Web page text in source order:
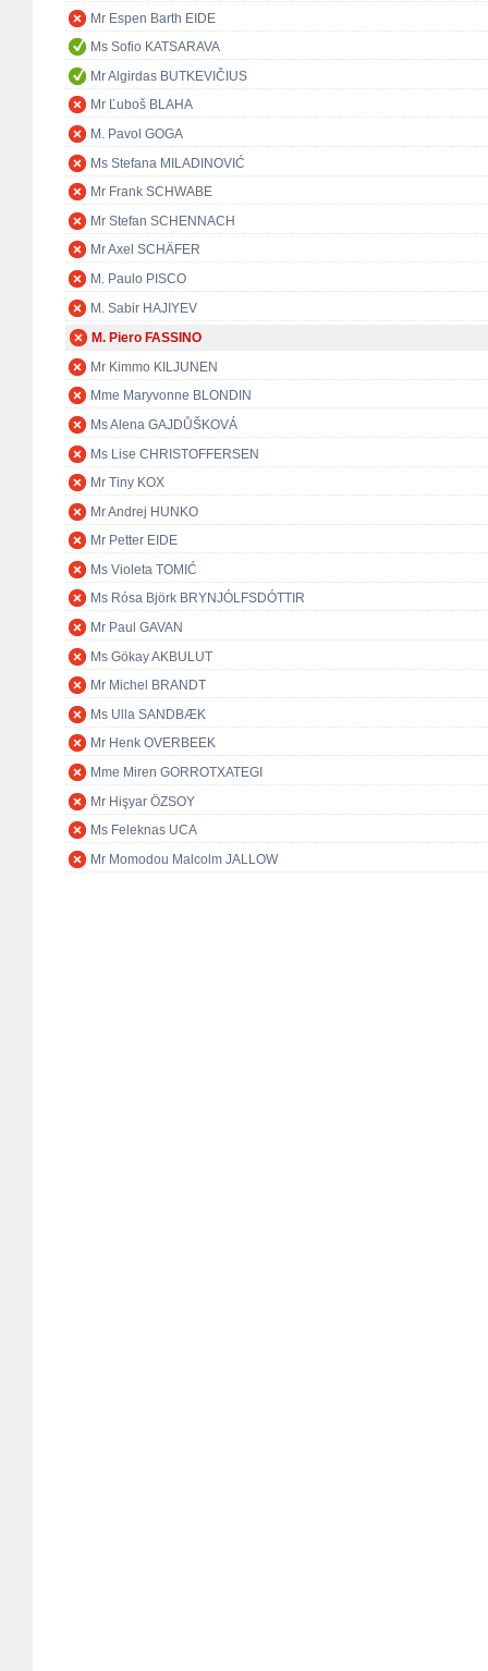
Mr Espen Barth EIDE
Ms Sofio KATSARAVA
Mr Algirdas BUTKEVIČIUS
Mr Ľuboš BLAHA
M. Pavol GOGA
Ms Stefana MILADINOVIĆ
Mr Frank SCHWABE
Mr Stefan SCHENNACH
Mr Axel SCHÄFER
M. Paulo PISCO
M. Sabir HAJIYEV
M. Piero FASSINO
Mr Kimmo KILJUNEN
Mme Maryvonne BLONDIN
Ms Alena GAJDŮŠKOVÁ
Ms Lise CHRISTOFFERSEN
Mr Tiny KOX
Mr Andrej HUNKO
Mr Petter EIDE
Ms Violeta TOMIĆ
Ms Rósa Björk BRYNJÓLFSDÓTTIR
Mr Paul GAVAN
Ms Gökay AKBULUT
Mr Michel BRANDT
Ms Ulla SANDBÆK
Mr Henk OVERBEEK
Mme Miren GORROTXATEGI
Mr Hişyar ÖZSOY
Ms Feleknas UCA
Mr Momodou Malcolm JALLOW